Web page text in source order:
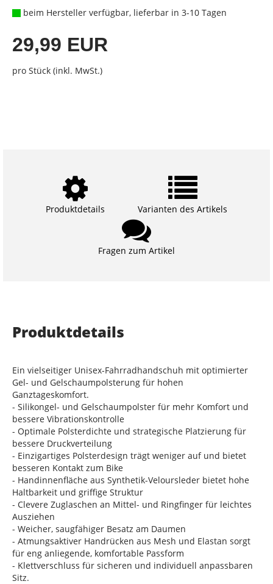
beim Hersteller verfügbar, lieferbar in 3-10 Tagen
29,99 EUR
pro Stück (inkl. MwSt.)
Produktdetails Varianten des Artikels
Fragen zum Artikel
Produktdetails
Ein vielseitiger Unisex-Fahrradhandschuh mit optimierter
Gel- und Gelschaumpolsterung für hohen
Ganztageskomfort.
- Silikongel- und Gelschaumpolster für mehr Komfort und
bessere Vibrationskontrolle
- Optimale Polsterdichte und strategische Platzierung für
bessere Druckverteilung
- Einzigartiges Polsterdesign trägt weniger auf und bietet
besseren Kontakt zum Bike
- Handinnenfläche aus Synthetik-Veloursleder bietet hohe
Haltbarkeit und griffige Struktur
- Clevere Zuglaschen an Mittel- und Ringfinger für leichtes
Ausziehen
- Weicher, saugfähiger Besatz am Daumen
- Atmungsaktiver Handrücken aus Mesh und Elastan sorgt
für eng anliegende, komfortable Passform
- Klettverschluss für sicheren und individuell anpassbaren
Sitz.